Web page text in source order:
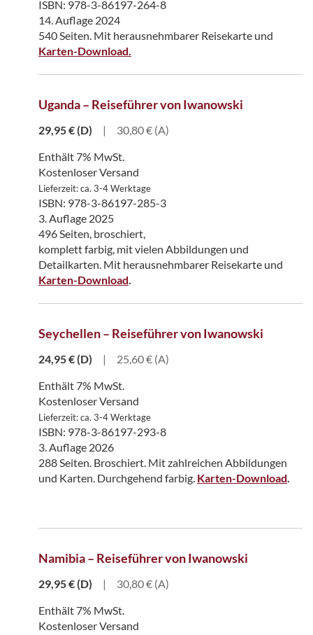
ISBN: 978-3-86197-264-8
14. Auflage 2024
540 Seiten. Mit herausnehmbarer Reisekarte und
Karten-Download.
Uganda – Reiseführer von Iwanowski
29,95€(D) |
30,80 € (A)
Enthält 7% MwSt.
Kostenloser Versand
Lieferzeit: ca. 3-4 Werktage
ISBN: 978-3-86197-285-3
3. Auflage 2025
496 Seiten, broschiert,
komplett farbig, mit vielen Abbildungen und
Detailkarten. Mit herausnehmbarer Reisekarte und
Karten-Download.
Seychellen – Reiseführer von Iwanowski
24,95€(D) |
25,60 € (A)
Enthält 7% MwSt.
Kostenloser Versand
Lieferzeit: ca. 3-4 Werktage
ISBN: 978-3-86197-293-8
3. Auflage 2026
288 Seiten. Broschiert. Mit zahlreichen Abbildungen
und Karten. Durchgehend farbig. Karten-Download.
Namibia – Reiseführer von Iwanowski
29,95€(D) |
30,80 € (A)
Enthält 7% MwSt.
Kostenloser Versand